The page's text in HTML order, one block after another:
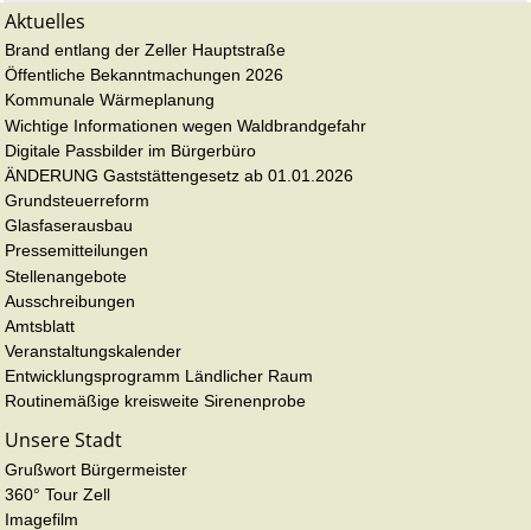
Aktuelles
Brand entlang der Zeller Hauptstraße
Öffentliche Bekanntmachungen 2026
Kommunale Wärmeplanung
Wichtige Informationen wegen Waldbrandgefahr
Digitale Passbilder im Bürgerbüro
ÄNDERUNG Gaststättengesetz ab 01.01.2026
Grundsteuerreform
Glasfaserausbau
Pressemitteilungen
Stellenangebote
Ausschreibungen
Amtsblatt
Veranstaltungskalender
Entwicklungsprogramm Ländlicher Raum
Routinemäßige kreisweite Sirenenprobe
Unsere Stadt
Grußwort Bürgermeister
360° Tour Zell
Imagefilm